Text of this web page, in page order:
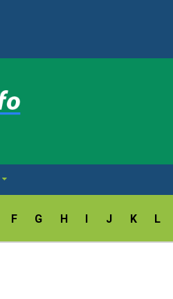
F G H J K L